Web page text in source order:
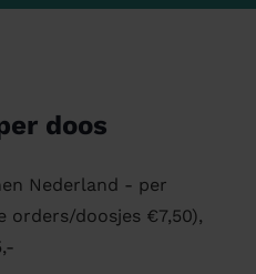
doos
Nederland - per
orders/doosjes €7,50),